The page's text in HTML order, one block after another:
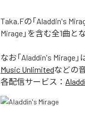
Taka.Fの「Aladdin's
Mirage」を含む全1曲と
なお「Aladdin's Mirage 」
Music Unlimitedなどの
各配信サービス：